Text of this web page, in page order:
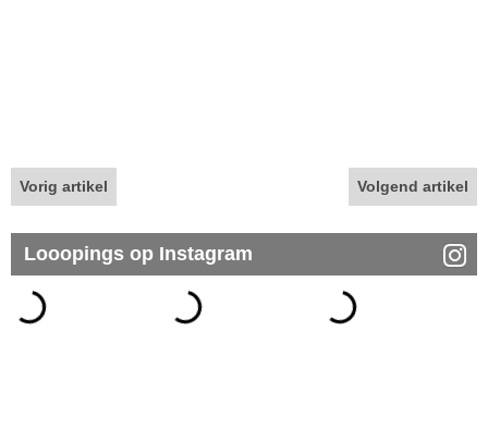
Vorig artikel Volgend artikel
Looopings op Instagram